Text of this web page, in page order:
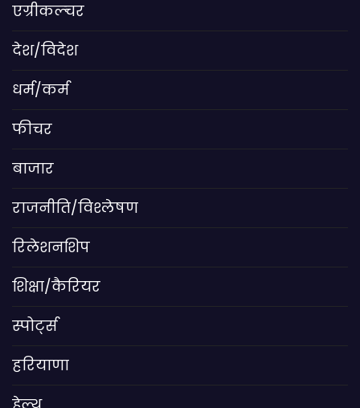
एग्रीकल्चर
देश/विदेश
धर्म/कर्म
फीचर
बाजार
राजनीति/विश्लेषण
रिलेशनशिप
शिक्षा/कैरियर
स्पोर्ट्स
हरियाणा